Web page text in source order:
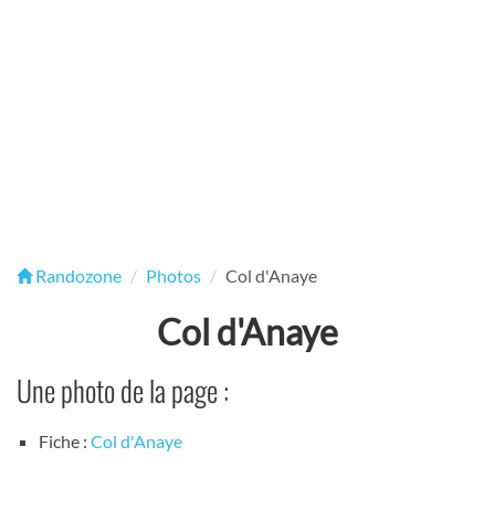
Randozone Photos Col d'Anaye
Col d'Anaye
Une photo de la page :
Fiche : Col d'Anaye